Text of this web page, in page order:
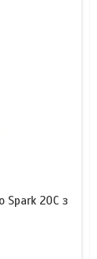
Spark 20C з